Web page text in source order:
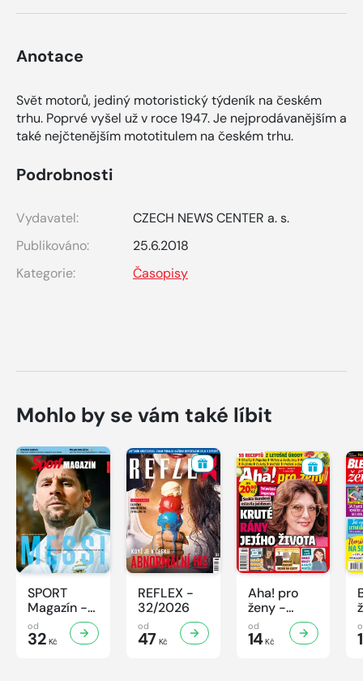
Anotace
Svět motorů, jediný motoristický týdeník na českém
trhu. Poprvé vyšel už v roce 1947. Je nejprodávanějším a
také nejčtenějším mototitulem na českém trhu.
Podrobnosti
Vydavatel:
CZECH NEWS CENTER a. s.
Publikováno:
25.6.2018
Kategorie:
Časopisy
Mohlo by se vám také líbit
SPORT
Magazín -
32/2026
od
32 Kč
REFLEX -
32/2026
od
47 Kč
Aha! pro
ženy -
32/2026
od
14Kč